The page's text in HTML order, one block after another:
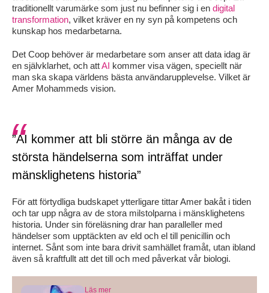
traditionellt varumärke som just nu befinner sig i en digital
transformation, vilket kräver en ny syn på kompetens och
kunskap hos medarbetarna.
Det Coop behöver är medarbetare som anser att data idag är
en självklarhet, och attAI kommer visa vägen, speciellt när
man ska skapa världens bästa användarupplevelse. Vilket är
Amer Mohammeds vision.
”AI kommer att bli större än många av de
största händelserna som inträffat under
mänsklighetens historia”
För att förtydliga budskapet ytterligare tittar Amer bakåt i tiden
och tar upp några av de stora milstolparna i mänsklighetens
historia. Under sin föreläsning drar han paralleller med
händelser som upptäckten av eld och el till penicillin och
internet. Sånt som inte bara drivit samhället framåt, utan ibland
även så kraftfullt att det till och med påverkat vår biologi.
Läs mer